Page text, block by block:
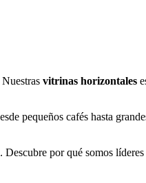
vitrinas horizontales
pequeños cafés hasta
por qué somos